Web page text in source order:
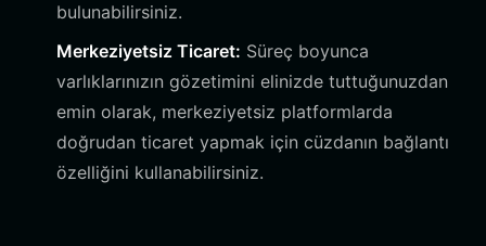
bulunabilirsiniz.
Merkeziyetsiz Ticaret: Süreç boyunca
varlıklarınızın gözetimini elinizde tuttuğunuzdan
emin olarak, merkeziyetsiz platformlarda
doğrudan ticaret yapmak için cüzdanın bağlantı
özelliğini kullanabilirsiniz.